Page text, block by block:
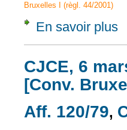
Bruxelles I (règl. 44/2001)
En savoir plus
CJCE, 6
[Conv.
Aff. 120/79,